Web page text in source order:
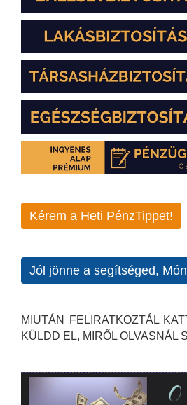
Kérem a Heti PénzTippet!
Jól jönne a segítséged,
MIUTÁN FELIRATKOZTÁL
KÜLDD EL, MIRŐL OLVASNÁL